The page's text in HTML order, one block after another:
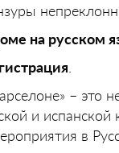
на русском
– это
и
в